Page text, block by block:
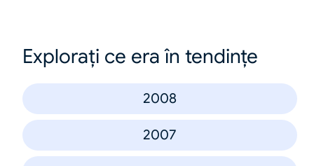
Explorați ce era în tendințe
2008
2007